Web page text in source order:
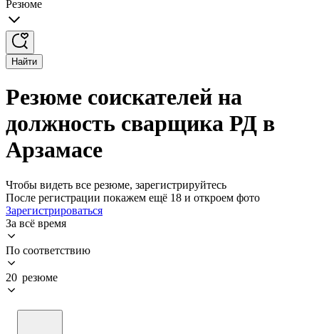
Резюме
Найти
Резюме соискателей на
должность сварщика РД в
Арзамасе
Чтобы видеть все резюме, зарегистрируйтесь
После регистрации покажем ещё 18 и откроем фото
Зарегистрироваться
За всё время
По соответствию
20 резюме